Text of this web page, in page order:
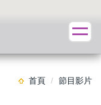
首頁 節目影片